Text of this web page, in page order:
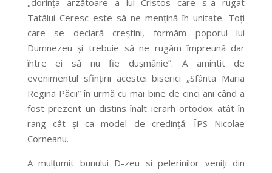
„dorinţa arzătoare a lui Cristos care s-a rugat
Tatălui Ceresc este să ne menţină în unitate. Toţi
care se declară creştini, formăm poporul lui
Dumnezeu şi trebuie să ne rugăm împreună dar
între ei să nu fie duşmănie”. A amintit de
evenimentul sfinţirii acestei biserici „Sfânta Maria
Regina Păcii” în urmă cu mai bine de cinci ani când a
fost prezent un distins înalt ierarh ortodox atât în
rang cât şi ca model de credinţă: ÎPS Nicolae
Corneanu.
A mulțumit bunului D-zeu si pelerinilor veniţi din